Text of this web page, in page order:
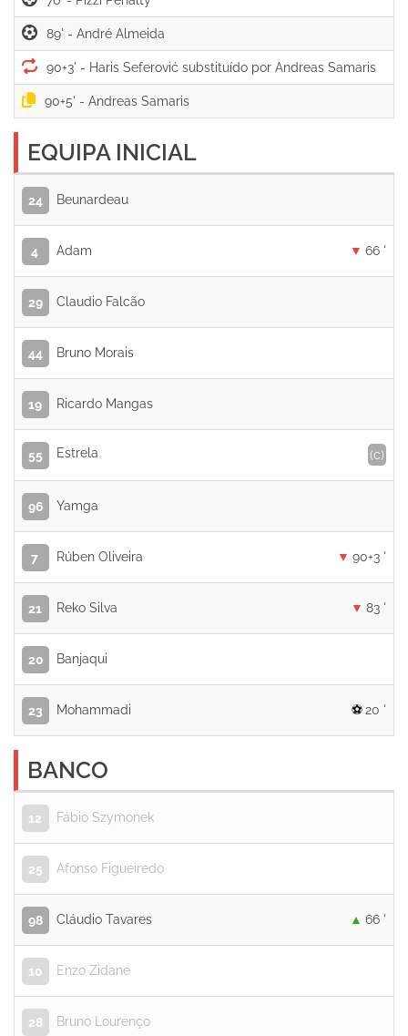
89' -
90+3' -
90+5' -
EQUIPA INICIAL
24 Beunardeau
4 Adam 66 '
29 Claudio Falcão
44 Bruno Morais
19 Ricardo Mangas
55 Estrela (c)
96 Yamga
7 Rúben Oliveira 90+3 '
21 Reko Silva 83 '
20 Banjaqui
23 Mohammadi 20 '
BANCO
12 Fábio Szymonek
25 Afonso Figueiredo
98 Cláudio Tavares 66 '
10 Enzo Zidane
28 Bruno Lourenço